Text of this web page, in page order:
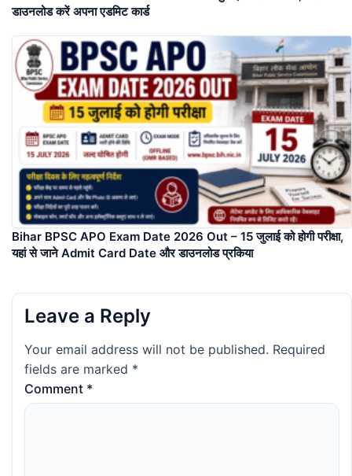
डाउनलोड करें अपना एडमिट कार्ड
Bihar BPSC APO Exam Date 2026 Out – 15 जुलाई को होगी परीक्षा,
यहां से जाने Admit Card Date और डाउनलोड प्रकिया
Leave a Reply
Your email address will not be published. Required
fields are marked *
Comment *